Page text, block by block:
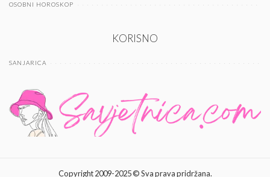
OSOBNI HOROSKOP
KORISNO
SANJARICA
Copyright 2009-2025 © Sva prava pridržana.